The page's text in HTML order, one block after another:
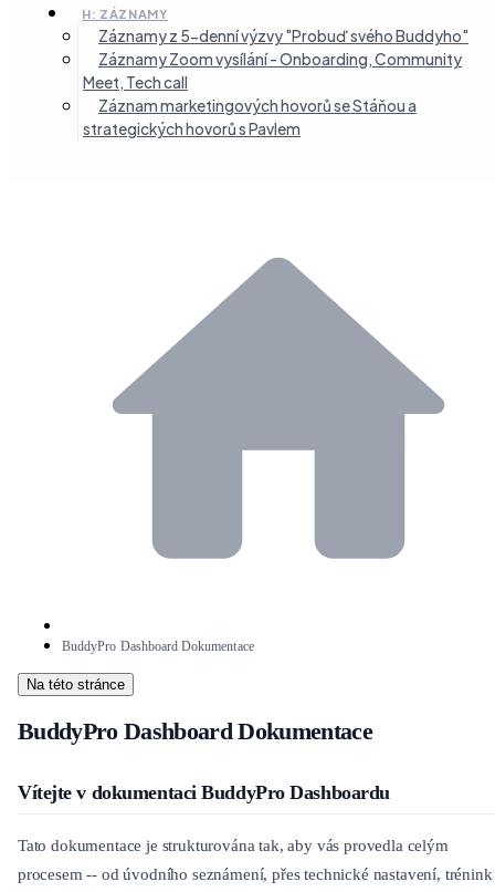
H: ZÁZNAMY
Záznamy z 5-denní výzvy "Probuď svého Buddyho"
Záznamy Zoom vysílání - Onboarding, Community
Meet, Tech call
Záznam marketingových hovorů se Stáňou a
strategických hovorů s Pavlem
BuddyPro Dashboard Dokumentace
Na této stránce
BuddyPro Dashboard Dokumentace
Vítejte v dokumentaci BuddyPro Dashboardu
Tato dokumentace je strukturována tak, aby vás provedla celým
procesem -- od úvodního seznámení, přes technické nastavení, trénink